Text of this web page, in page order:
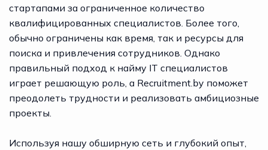
стартапами за ограниченное количество
квалифицированных специалистов. Более того,
обычно ограничены как время, так и ресурсы для
поиска и привлечения сотрудников. Однако
правильный подход к найму IT специалистов
играет решающую роль, а Recruitment.by поможет
преодолеть трудности и реализовать амбициозные
проекты.
Используя нашу обширную сеть и глубокий опыт,